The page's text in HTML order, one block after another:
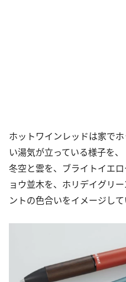
ホットワインレッドは家で
い湯気が立っている様子を
冬空と雲を、ブライトイエ
ョウ並木を、ホリデイグリ
ントの色合いをイメージして